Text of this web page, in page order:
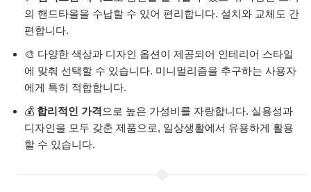
의 핸드타올을 수납할 수 있어 편리합니다. 설치와 교체도 간
편합니다.
🎨 다양한 색상과 디자인 옵션이 제공되어 인테리어 스타일
에 맞춰 선택할 수 있습니다. 미니멀리즘을 추구하는 사용자
에게 특히 적합합니다.
💰 합리적인 가격 으로 높은 가성비를 자랑합니다. 실용성과
디자인을 모두 갖춘 제품으로, 일상생활에서 유용하게 활용
할 수 있습니다.